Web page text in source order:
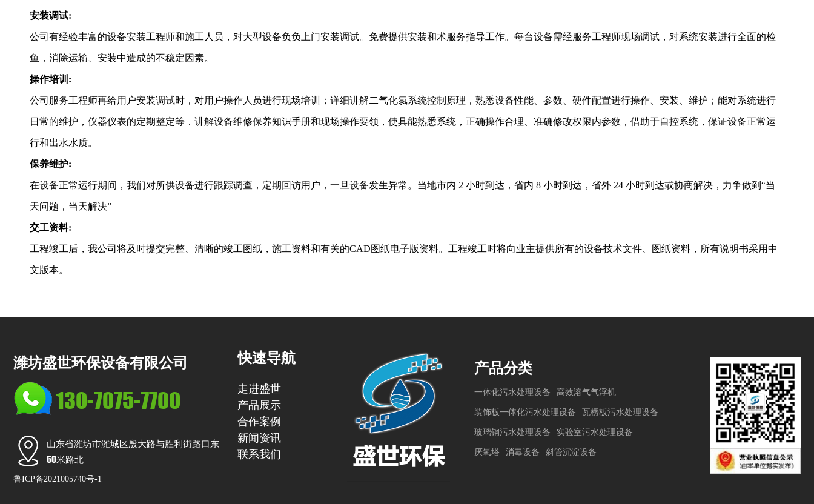
安装调试:
公司有经验丰富的设备安装工程师和施工人员，对大型设备负负上门安装调试。免费提供安装和术服务指导工作。每台设备需经服务工程师现场调试，对系统安装进行全面的检
鱼，消除运输、安装中造成的不稳定因素。
操作培训:
公司服务工程师再给用户安装调试时，对用户操作人员进行现场培训；详细讲解二气化氯系统控制原理，熟悉设备性能、参数、硬件配置进行操作、安装、维护；能对系统进行
日常的维护，仪器仪表的定期整定等．讲解设备维修保养知识手册和现场操作要领，使具能熟悉系统，正确操作合理、准确修改权限内参数，借助于自控系统，保证设备正常运
行和出水水质。
保养维护:
在设备正常运行期间，我们对所供设备进行跟踪调查，定期回访用户，一旦设备发生异常。当地市内 2 小时到达，省内 8 小时到达，省外 24 小时到达或协商解决，力争做到“当
天问题，当天解决”
交工资料:
工程竣工后，我公司将及时提交完整、清晰的竣工图纸，施工资料和有关的CAD图纸电子版资料。工程竣工时将向业主提供所有的设备技术文件、图纸资料，所有说明书采用中
文版本。
潍坊盛世环保设备有限公司
130-7075-7700
山东省潍坊市潍城区殷大路与胜利街路口东
50米路北
鲁ICP备2021005740号-1
快速导航
走进盛世
产品展示
合作案例
新闻资讯
联系我们
产品分类
一体化污水处理设备 高效溶气气浮机
装饰板一体化污水处理设备 瓦楞板污水处理设备
玻璃钢污水处理设备 实验室污水处理设备
厌氧塔 消毒设备 斜管沉淀设备